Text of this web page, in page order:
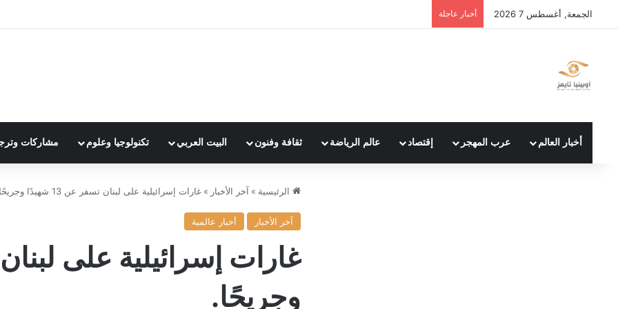
الجمعة, أغسطس 7 2026 أخبار عاجلة
أخبار العالم عرب المهجر إقتصاد عالم الرياضة ثقافة وفنون البيت العربي تكنولوجيا وعلوم مشاركات
الرئيسية » آخر الأخبار » غارات إسرائيلية على لبنان تسفر عن 13 شهيدًا وجريحًا.
آخر الأخبار أخبار عالمية
وجريحًا.